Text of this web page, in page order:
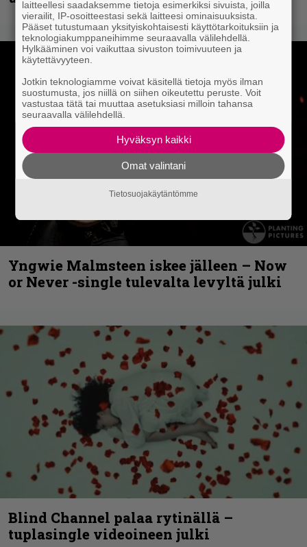
Yngwie Malmsteen iskee jälleen – Now
or Never -single tulevalta levyltä julki
Blind Channel palaa rytinällä –
tuplasingle videoineen julki
laitteellesi saadaksemme tietoja esimerkiksi sivuista, joilla
vierailit, IP-osoitteestasi sekä laitteesi ominaisuuksista.
Pääset tutustumaan yksityiskohtaisesti käyttötarkoituksiin ja
teknologiakumppaneihimme seuraavalla välilehdellä.
Hylkääminen voi vaikuttaa sivuston toimivuuteen ja
käytettävyyteen.
Jotkin teknologiamme voivat käsitellä tietoja myös ilman
suostumusta, jos niillä on siihen oikeutettu peruste. Voit
vastustaa tätä tai muuttaa asetuksiasi milloin tahansa
seuraavalla välilehdellä.
Hyväksyn kaikki
Omat valintani
Tietosuojakäytäntömme